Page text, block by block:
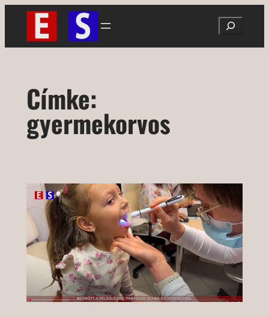
Ugrás
tartalomhoz
Search
Címke:
gyermekorvos